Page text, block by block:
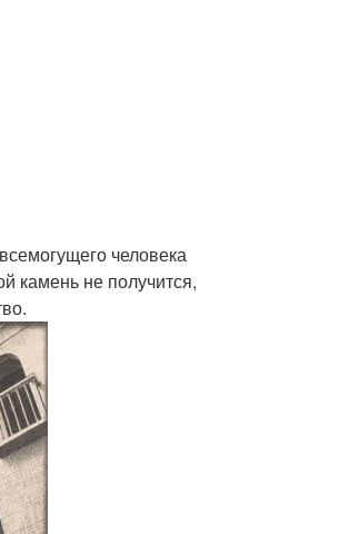
человека
камень не получится,